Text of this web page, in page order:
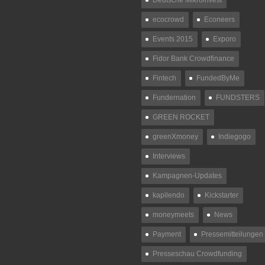
ecocrowd Econeers
Events 2015 Exporo
Fidor Bank Crowdfinance
Fintech FundedByMe
Fundernation FUNDSTERS
GREEN ROCKET
greenXmoney Indiegogo
Interviews
Kampagnen-Updates
kapilendo Kickstarter
moneymeets News
Payment Pressemitteilungen
Presseschau Crowdfunding